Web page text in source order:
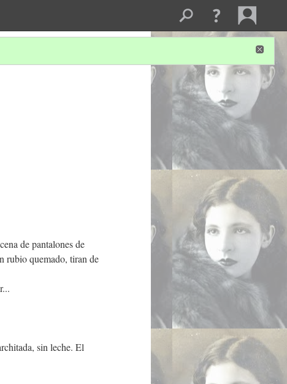
de pantalones de
rubio quemado, tiran de
sin leche. El